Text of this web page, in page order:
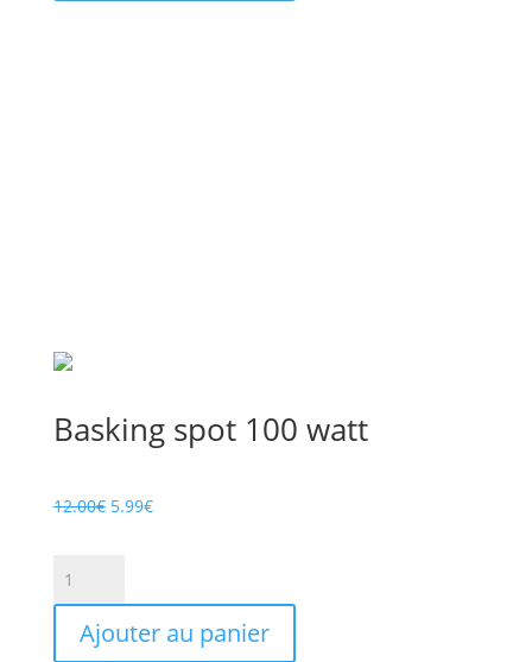
Basking spot 100 watt
12.00€ Le
12.00€.
5.99€Le
5.99€.
Basking
spot
Ajouter au panier